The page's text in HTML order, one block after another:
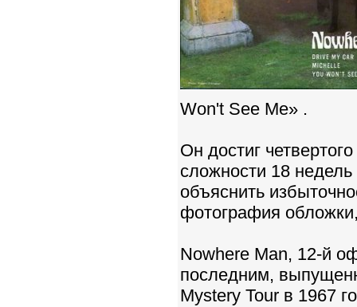
Won't See Me» .
Он достиг
сложности 18 недель
объяснить
фотография
Nowhere Man, 12-й
последним,
Mystery Tour в 1967